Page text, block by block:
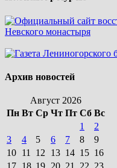
Архив новостей
Август 2026
Пн Вт Ср Чт Пт Сб Вс
1
2
3
4 5 6 7 8
9
10 11 12 13 14 15 16